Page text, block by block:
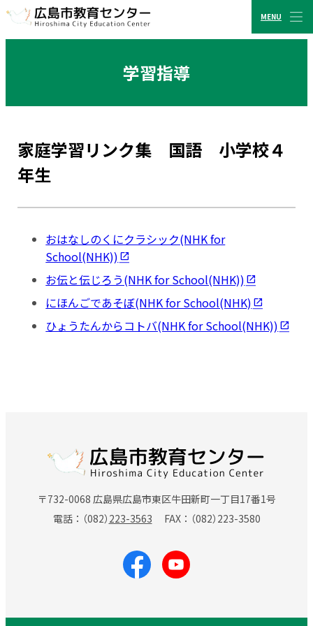
広島市教育センター
学習指導
家庭学習リンク集 国語 小学校４
年生
おはなしのくにクラシック(NHK for
School(NHK))
お伝と伝じろう(NHK for School(NHK))
にほんごであそぼ(NHK for School(NHK)
ひょうたんからコトバ(NHK for School(NHK))
〒732-0068 広島県広島市東区牛田新町一丁目17番1号
電話 （082）223-3563 FAX （082）223-3580
MENU